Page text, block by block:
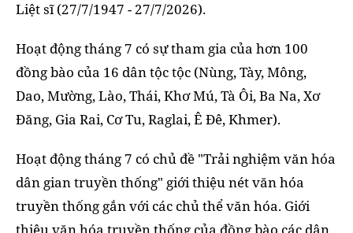
Liệt sĩ (27/7/1947 - 27/7/2026).
Hoạt động tháng 7 có sự tham gia của hơn 100
đồng bào của 16 dân tộc tộc (Nùng, Tày, Mông,
Dao, Mường, Lào, Thái, Khơ Mú, Tà Ôi, Ba Na, Xơ
Đăng, Gia Rai, Cơ Tu, Raglai, Ê Đê, Khmer).
Hoạt động tháng 7 có chủ đề "Trải nghiệm văn hóa
dân gian truyền thống" giới thiệu nét văn hóa
truyền thống gắn với các chủ thể văn hóa. Giới